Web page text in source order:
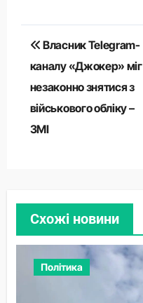
Навігація
записів
Власник Telegram-
каналу «Джокер» міг
незаконно знятися з
військового обліку –
ЗМІ
Схожі новини
Політика